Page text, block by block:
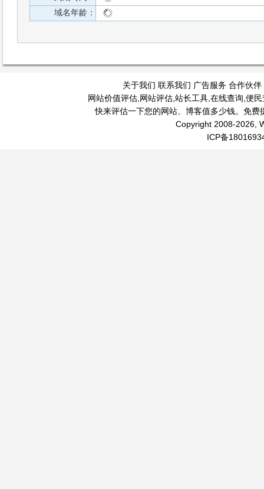
域名年龄：
关于我们 联系我们 广告服务 合作伙伴
网站价值评估, 网站评估, 站长工具, 在线查询 便民
快来评估一下您的网站、博客值多少钱。免
Copyright 2008-2026,
ICP备